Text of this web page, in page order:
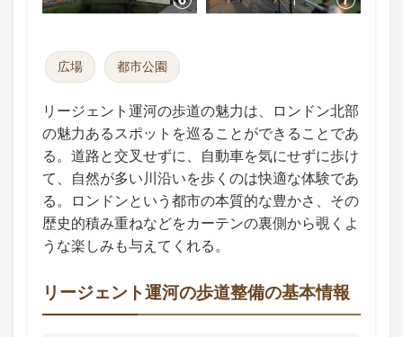
広場 都市公園
リージェント運河の歩道の魅力は、ロンドン北部
の魅力あるスポットを巡ることができることであ
る。道路と交叉せずに、自動車を気にせずに歩け
て、自然が多い川沿いを歩くのは快適な体験であ
る。ロンドンという都市の本質的な豊かさ、その
歴史的積み重ねなどをカーテンの裏側から覗くよ
うな楽しみも与えてくれる。
リージェント運河の歩道整備の基本情報